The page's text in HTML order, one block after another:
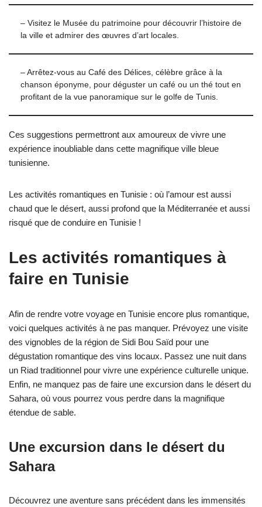
– Visitez le Musée du patrimoine pour découvrir l’histoire de
la ville et admirer des œuvres d’art locales.
– Arrêtez-vous au Café des Délices, célèbre grâce à la
chanson éponyme, pour déguster un café ou un thé tout en
profitant de la vue panoramique sur le golfe de Tunis.
Ces suggestions permettront aux amoureux de vivre une
expérience inoubliable dans cette magnifique ville bleue
tunisienne.
Les activités romantiques en Tunisie : où l’amour est aussi
chaud que le désert, aussi profond que la Méditerranée et aussi
risqué que de conduire en Tunisie !
Les activités romantiques à
faire en Tunisie
Afin de rendre votre voyage en Tunisie encore plus romantique,
voici quelques activités à ne pas manquer. Prévoyez une visite
des vignobles de la région de Sidi Bou Saïd pour une
dégustation romantique des vins locaux. Passez une nuit dans
un Riad traditionnel pour vivre une expérience culturelle unique.
Enfin, ne manquez pas de faire une excursion dans le désert du
Sahara, où vous pourrez vous perdre dans la magnifique
étendue de sable.
Une excursion dans le désert du
Sahara
Découvrez une aventure sans précédent dans les immensités